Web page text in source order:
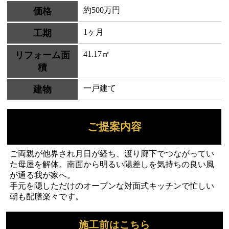
価格 約500万円
工期 1ヶ月
リフォーム面
積
41.17㎡
建物 一戸建て
ご提案内容
ご両親が他界され月日が経ち、渡り廊下でつながってい
た母屋を解体。南面から明るい陽差しを気持ちの良い風
が通る我が家へ。
手元を隠しただけのオープンな対面式キッチンで忙しい
朝も配膳楽々です。
施工前はこちら